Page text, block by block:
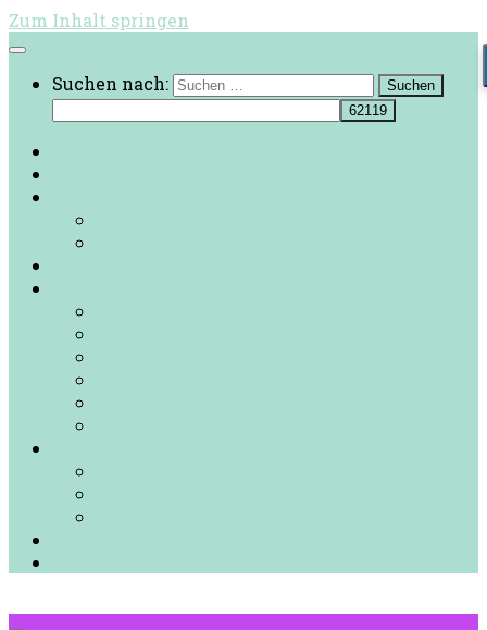
Zum Inhalt springen
Suchen nach: